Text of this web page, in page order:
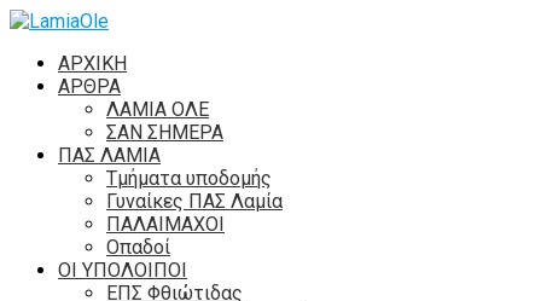
ΑΡΧΙΚΗ
ΑΡΘΡΑ
ΛΑΜΙΑ ΟΛΕ
ΣΑΝ ΣΗΜΕΡΑ
ΠΑΣ ΛΑΜΙΑ
Τμήματα υποδομής
Γυναίκες ΠΑΣ Λαμία
ΠΑΛΑΙΜΑΧΟΙ
Οπαδοί
ΟΙ ΥΠΟΛΟΙΠΟΙ
ΕΠΣ Φθιώτιδας